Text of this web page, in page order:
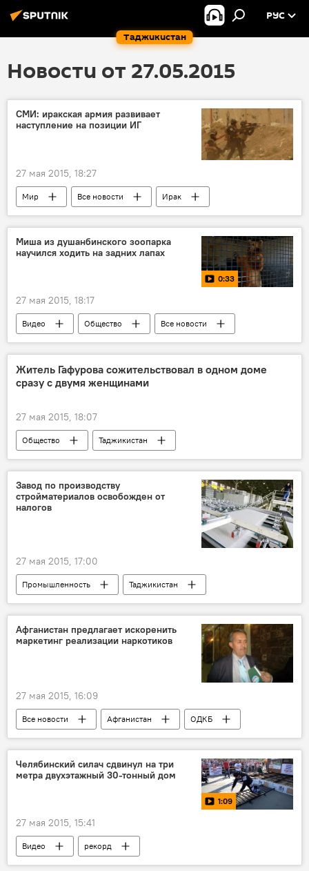
Таджикистан
РУС
Новости от 27.05.2015
СМИ: иракская армия развивает
наступление на позиции ИГ
27 мая 2015, 18:27
Мир Все новости
Ирак
Салах-эд-Дин
Багдад
Эль-Даджейль
Эль-Исхаки
Эль-Маджра
ФК "Аль-Кадсия"
Миша из душанбинского зоопарка
научился ходить на задних лапах
0:33
27 мая 2015, 18:17
Видео Общество
Все новости
Таджикистан
Новости Душанбе
Житель Гафурова сожительствовал в одном доме
сразу с двумя женщинами
27 мая 2015, 18:07
Общество
Таджикистан
Все новости
многоженство
Происшествия, ЧП, криминал
Новости Худжанда и Согдийской области
Завод по производству
стройматериалов освобожден от
налогов
27 мая 2015, 17:00
Промышленность
Таджикистан
Все новости
Экономика
Хуакцин Гаюр Цемент
Ху Чан Гаюр Индастриал
производство
Строительство
Афганистан предлагает искоренить
маркетинг реализации наркотиков
27 мая 2015, 16:09
Все новости Афганистан
ОДКБ
наркотики
Центральная Азия
Таджикистан
Челябинский силач сдвинул на три
метра двухэтажный 30-тонный дом
1:09
27 мая 2015, 15:41
Видео рекорд